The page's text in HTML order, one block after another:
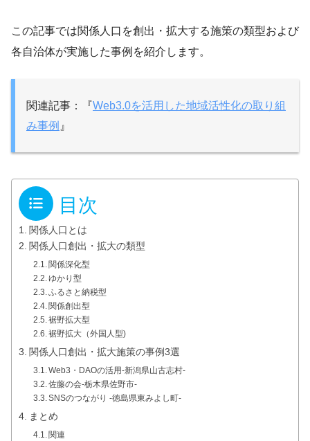
この記事では関係人口を創出・拡大する施策の類型および
各自治体が実施した事例を紹介します。
関連記事：『Web3.0を活用した地域活性化の取り組
み事例 』
目次
関係人口とは
関係人口創出・拡大の類型
関係深化型
ゆかり型
ふるさと納税型
関係創出型
裾野拡大型
裾野拡大（外国人型)
関係人口創出・拡大施策の事例3選
Web3・DAOの活用-新潟県山古志村-
佐藤の会-栃木県佐野市-
SNSのつながり -徳島県東みよし町-
まとめ
関連